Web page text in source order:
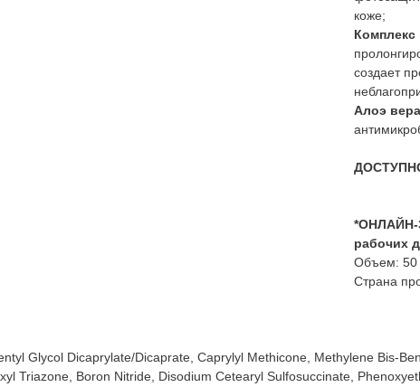
коже;
Комплекс
создает
Алоэ вера
*ОНЛАЙН-
рабочих
Объем: 50
Страна
Glycol Dicaprylate/Dicaprate, Caprylyl Methicone, Methylene Bis-
Triazone, Boron Nitride, Disodium Cetearyl Sulfosuccinate,